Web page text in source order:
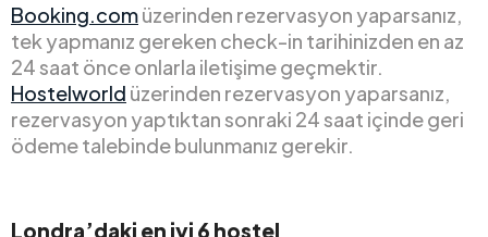
Booking.comüzerinden rezervasyon yaparsanız,
tek yapmanız gereken check-in tarihinizden en az
24 saat önce onlarla iletişime geçmektir.
Hostelworld üzerinden rezervasyon yaparsanız,
rezervasyon yaptıktan sonraki 24 saat içinde geri
ödeme talebinde bulunmanız gerekir.
Londra’daki en iyi 6 hostel